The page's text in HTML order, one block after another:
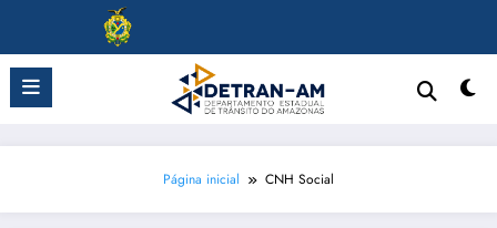
Pular
para
Página inicial CNH Social